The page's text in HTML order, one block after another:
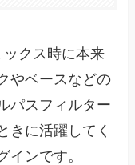
ックス時に本来
やベースなどの
パスフィルター
きに活躍してく
インです。